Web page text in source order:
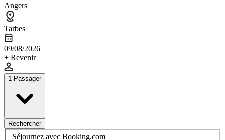
Angers
Tarbes
09/08/2026
+ Revenir
1 Passager
Rechercher
Séjournez avec Booking.com